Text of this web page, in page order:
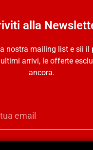
alla
nostra mailing list e sii il
arrivi, le offerte
ancora.